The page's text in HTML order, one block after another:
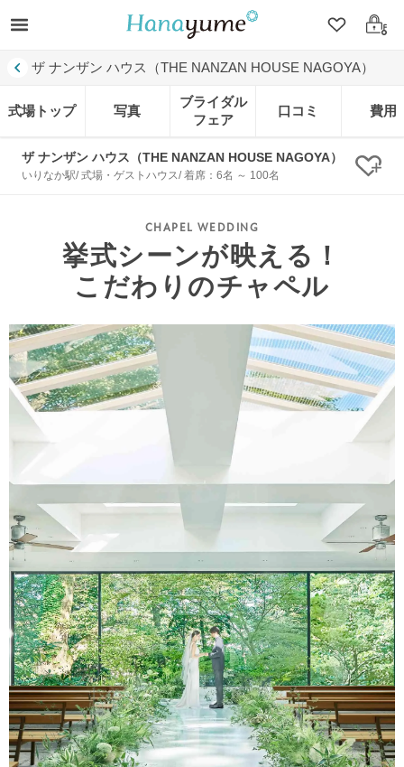
クリップ
ログ
ザ ナンザン ハウス（THE NANZAN HOUSE NAGOYA）
式場トップ 写真
ブライダル
フェア
口コミ 費用
ザ ナンザン ハウス（THE NANZAN HOUSE NAGOYA）
いりなか駅/ 式場・ゲストハウス/ 着席：6名 ～ 100名 ク
挙式シーンが映える！
こだわりのチャペル